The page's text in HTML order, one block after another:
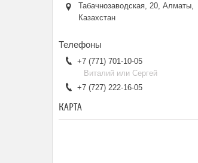
Табачнозаводская, 20, Алматы,
Казахстан
+7 (771) 701-10-05
Виталий или Сергей
+7 (727) 222-16-05
КАРТА